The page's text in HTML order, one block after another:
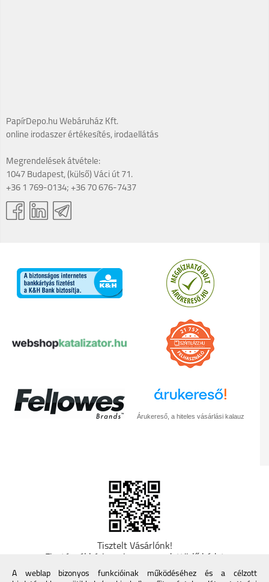
PapírDepo.hu Webáruház Kft.
online irodaszer értékesítés, irodaellátás
Megrendelések átvétele:
1047 Budapest, (külső) Váci út 71.
+36 1 769-0134; +36 70 676-7437
Árukereső, a hiteles vásárlási kalauz
Tisztelt Vásárlónk!
Fizetésnél kérje az ingyenes adattörlő kódot
adatainak biztonsága érdekében! A Kormány
A weblap bizonyos funkcióinak működéséhez és a célzott